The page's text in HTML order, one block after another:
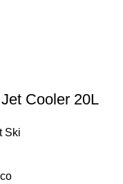
Cooler 20L
Ski